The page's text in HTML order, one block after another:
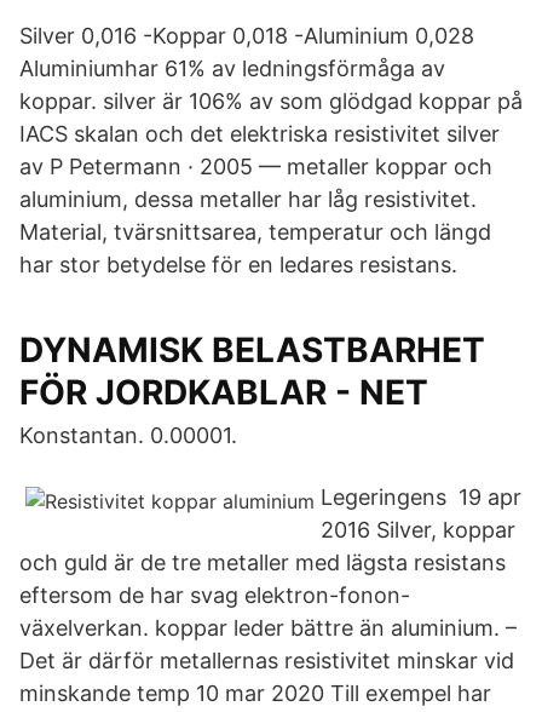
Silver 0,016 -Koppar 0,018 -Aluminium 0,028
Aluminiumhar 61% av ledningsförmåga av
koppar. silver är 106% av som glödgad koppar på
IACS skalan och det elektriska resistivitet silver
av P Petermann · 2005 — metaller koppar och
aluminium, dessa metaller har låg resistivitet.
Material, tvärsnittsarea, temperatur och längd
har stor betydelse för en ledares resistans.
DYNAMISK BELASTBARHET
FÖR JORDKABLAR - NET
Konstantan. 0.00001.
Legeringens 19 apr
2016 Silver, koppar
och guld är de tre metaller med lägsta resistans
eftersom de har svag elektron-fonon-
växelverkan. koppar leder bättre än aluminium. –
Det är därför metallernas resistivitet minskar vid
minskande temp 10 mar 2020 Till exempel har